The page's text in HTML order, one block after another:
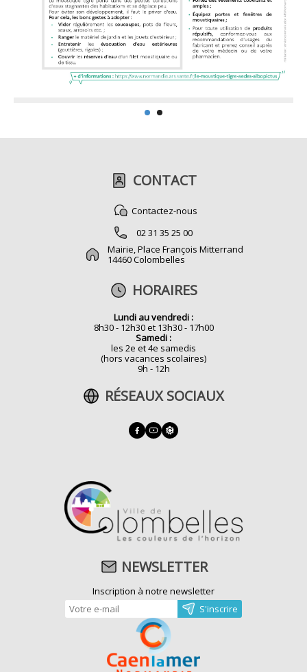
CONTACT
Contactez-nous
02 31 35 25 00
Mairie, Place François Mitterrand
14460 Colombelles
HORAIRES
Lundi au vendredi :
8h30 - 12h30 et 13h30 - 17h00
Samedi :
les 2e et 4e samedis
(hors vacances scolaires)
9h - 12h
RÉSEAUX SOCIAUX
NEWSLETTER
Inscription à notre newsletter